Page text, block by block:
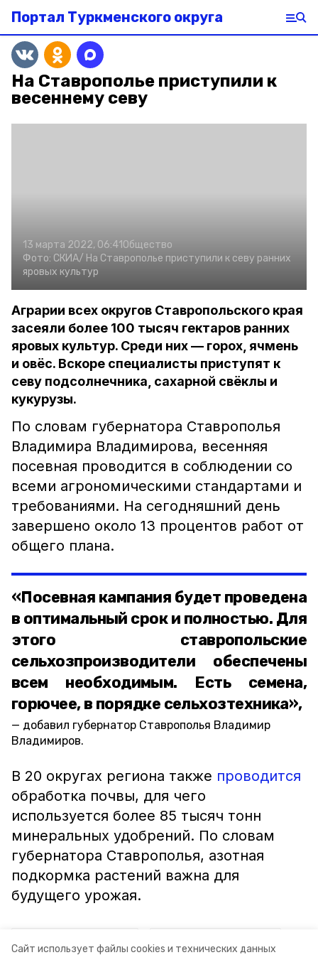
Сайт использует файлы cookies и технических данных
Портал Туркменского округа
На Ставрополье приступили к
весеннему севу
13 марта 2022, 06:41Общество
Фото: СКИА/ На Ставрополье приступили к севу ранних
яровых культур
Аграрии всех округов Ставропольского края
засеяли более 100 тысяч гектаров ранних
яровых культур. Среди них — горох, ячмень
и овёс. Вскоре специалисты приступят к
севу подсолнечника, сахарной свёклы и
кукурузы.⠀
По словам губернатора Ставрополья
Владимира Владимирова, весенняя
посевная проводится в соблюдении со
всеми агрономическими стандартами и
требованиями. На сегодняшний день
завершено около 13 процентов работ от
общего плана.
«Посевная кампания будет проведена
в оптимальный срок и полностью. Для
этого ставропольские
сельхозпроизводители обеспечены
всем необходимым. Есть семена,
горючее, в порядке сельхозтехника»,
добавил губернатор Ставрополья Владимир
Владимиров.
В 20 округах региона также проводится
обработка почвы, для чего
используется более 85 тысяч тонн
минеральных удобрений. По словам
губернатора Ставрополья, азотная
подкормка растений важна для
будущего урожая.